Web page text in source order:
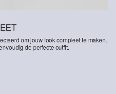
om jouw look compleet te maken.
de perfecte outfit.